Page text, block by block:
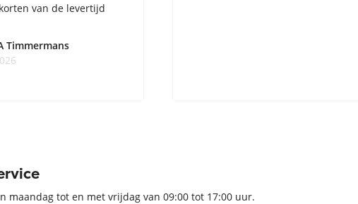
van de levertijd
Timmermans
maandag tot en met vrijdag van 09:00 tot 17:00 uur.